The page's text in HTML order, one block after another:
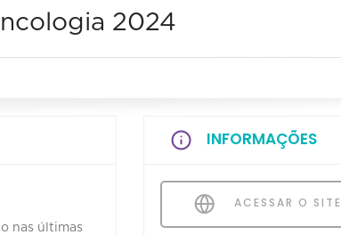
2024
nas últimas
INFORMAÇÕES
ACESSAR O SITE